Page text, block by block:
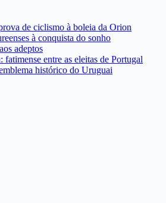
de ciclismo à boleia da Orion
à conquista do sonho
adeptos
entre as eleitas de Portugal
histórico do Uruguai